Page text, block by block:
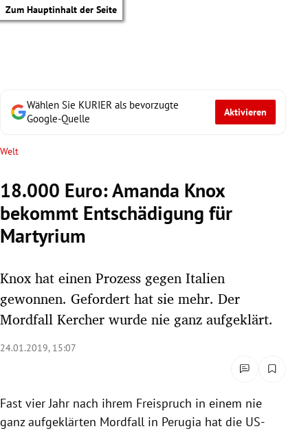
Zum Hauptinhalt der Seite
Untermenü
Untermenü
Untermenü
Wählen Sie KURIER als bevorzugte
Google-Quelle
Aktivieren
Welt
18.000 Euro: Amanda Knox
bekommt Entschädigung für
Martyrium
Knox hat einen Prozess gegen Italien
gewonnen. Gefordert hat sie mehr. Der
Mordfall Kercher wurde nie ganz aufgeklärt.
24.01.2019, 15:07
Fast vier Jahr nach ihrem Freispruch in einem nie
ganz aufgeklärten Mordfall in Perugia hat die US-